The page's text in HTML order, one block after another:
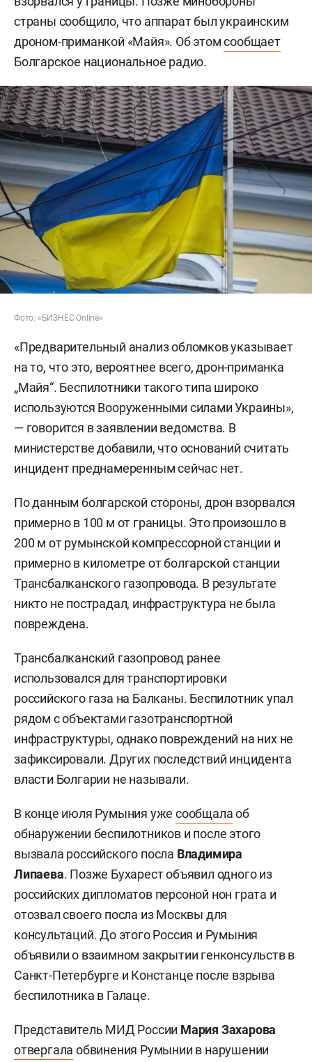
страны сообщило, что аппарат был украинским
дроном-приманкой «Майя». Об этомсообщает
Болгарское национальное радио.
Фото: «БИЗНЕС Online»
«Предварительный анализ обломков указывает
на то, что это, вероятнее всего, дрон-приманка
„Майя“. Беспилотники такого типа широко
используются Вооруженными силами Украины»,
— говорится в заявлении ведомства. В
министерстве добавили, что оснований считать
инцидент преднамеренным сейчас нет.
По данным болгарской стороны, дрон взорвался
примерно в 100 м от границы. Это произошло в
200 м от румынской компрессорной станции и
примерно в километре от болгарской станции
Трансбалканского газопровода. В результате
никто не пострадал, инфраструктура не была
повреждена.
Трансбалканский газопровод ранее
использовался для транспортировки
российского газа на Балканы. Беспилотник упал
рядом с объектами газотранспортной
инфраструктуры, однако повреждений на них не
зафиксировали. Других последствий инцидента
власти Болгарии не называли.
В конце июля Румыния ужесообщалаоб
обнаружении беспилотников и после этого
вызвала российского посла Владимира
Липаева. Позже Бухарест объявил одного из
российских дипломатов персоной нон грата и
отозвал своего посла из Москвы для
консультаций. До этого Россия и Румыния
объявили о взаимном закрытии генконсульств в
Санкт-Петербурге и Констанце после взрыва
беспилотника в Галаце.
Представитель МИД России Мария Захарова
отвергала обвинения Румынии в нарушении